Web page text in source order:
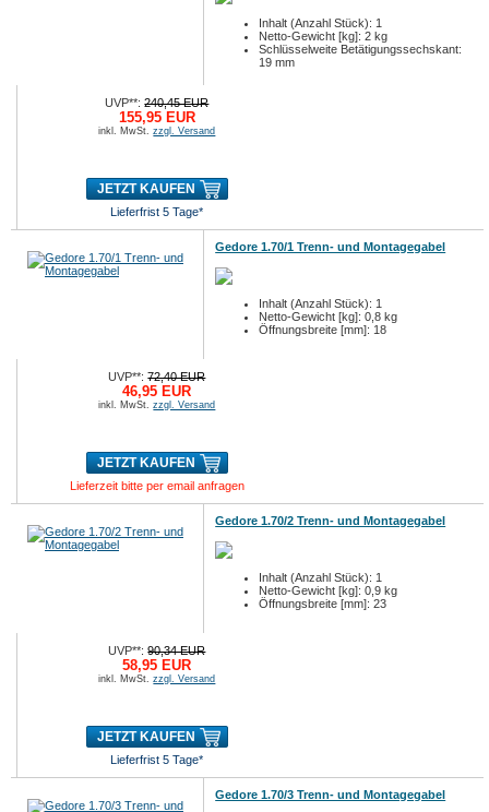
Inhalt (Anzahl Stück): 1
Netto-Gewicht [kg]: 2 kg
Schlüsselweite Betätigungssechskant:
19 mm
UVP**:240,45 EUR
155,95 EUR
inkl. MwSt.zzgl. Versand
JETZT KAUFEN
Lieferfrist 5 Tage*
Gedore 1.70/1 Trenn- und Montagegabel
Inhalt (Anzahl Stück): 1
Netto-Gewicht [kg]: 0,8 kg
Öffnungsbreite [mm]: 18
UVP**:72,40 EUR
46,95 EUR
inkl. MwSt.zzgl. Versand
JETZT KAUFEN
Lieferzeit bitte per email anfragen
Gedore 1.70/2 Trenn- und Montagegabel
Inhalt (Anzahl Stück): 1
Netto-Gewicht [kg]: 0,9 kg
Öffnungsbreite [mm]: 23
UVP**:90,34 EUR
58,95 EUR
inkl. MwSt.zzgl. Versand
JETZT KAUFEN
Lieferfrist 5 Tage*
Gedore 1.70/3 Trenn- und Montagegabel